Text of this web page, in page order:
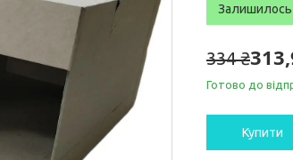
Залишилось
334 ₴
Готово до
Купити